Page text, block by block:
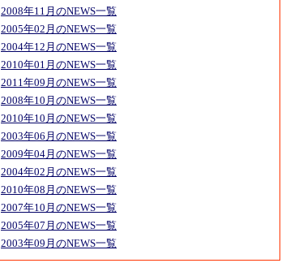
2008年11月のNEWS一覧
2005年02月のNEWS一覧
2004年12月のNEWS一覧
2010年01月のNEWS一覧
2011年09月のNEWS一覧
2008年10月のNEWS一覧
2010年10月のNEWS一覧
2003年06月のNEWS一覧
2009年04月のNEWS一覧
2004年02月のNEWS一覧
2010年08月のNEWS一覧
2007年10月のNEWS一覧
2005年07月のNEWS一覧
2003年09月のNEWS一覧